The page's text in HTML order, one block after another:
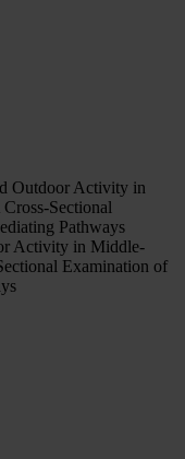
Outdoor Activity in
Sectional
Pathways
Activity in Middle-
Examination of